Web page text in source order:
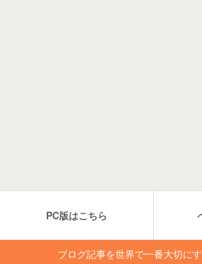
PC版はこちら
ブログ記事を世界で一番大切に